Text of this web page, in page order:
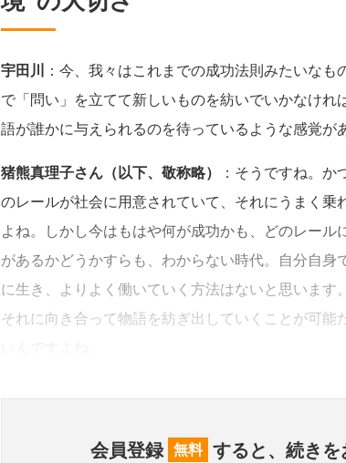
宇田川 ：今、我々はこれまでの成功法則みたいな
で「問い」を立てて新しいものを紡いでいかなけ
語が誰かに与えられるのを待っているような感覚が
猪熊真理子さん（以下、敬称略）
：そうですね。
のレールが社会に用意されていて、それにうまく乗
よね。しかし今はもはや何が成功かも、どのレー
があるかどうかすらも、わからない時代。自分自
に生き、よりよく働いていく方法はないと思います
それに向き合って物語を紡ぎ出していくことが可
会員登録 無料 すると、続き